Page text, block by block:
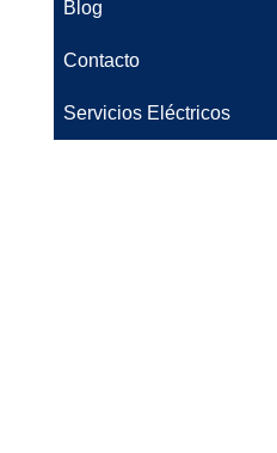
Blog
Contacto
Servicios Eléctricos